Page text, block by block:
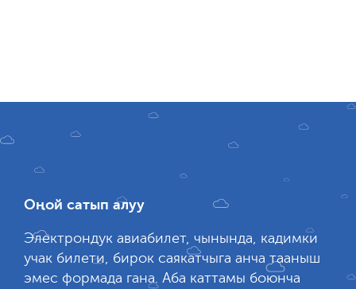
Оңой сатып алуу
Электрондук авиабилет, чынында, кадимки
учак билети, бирок саякатчыга анча тааныш
эмес формада гана. Аба каттамы боюнча